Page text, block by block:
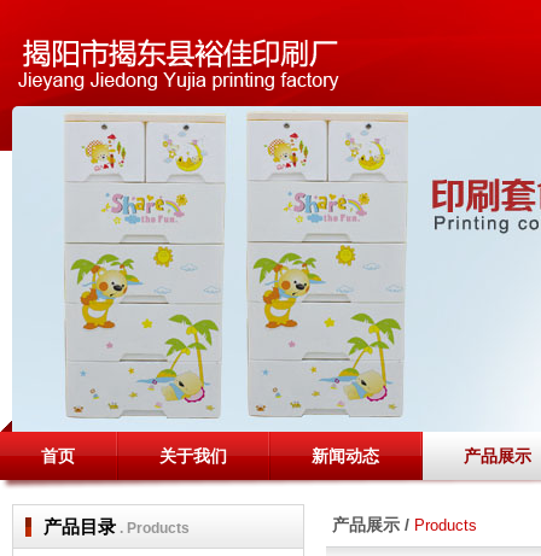
首页 关于我们 新闻动态 产品展示
产品目录 . Products 产品展示 / Products